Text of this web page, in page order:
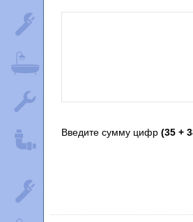
Введите сумму цифр (35 +